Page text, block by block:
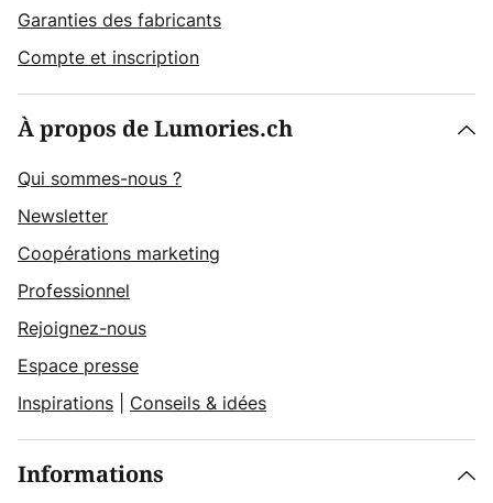
Garanties des fabricants
Compte et inscription
À propos de Lumories.ch
Qui sommes-nous ?
Newsletter
Coopérations marketing
Professionnel
Rejoignez-nous
Espace presse
Inspirations
Conseils & idées
Informations